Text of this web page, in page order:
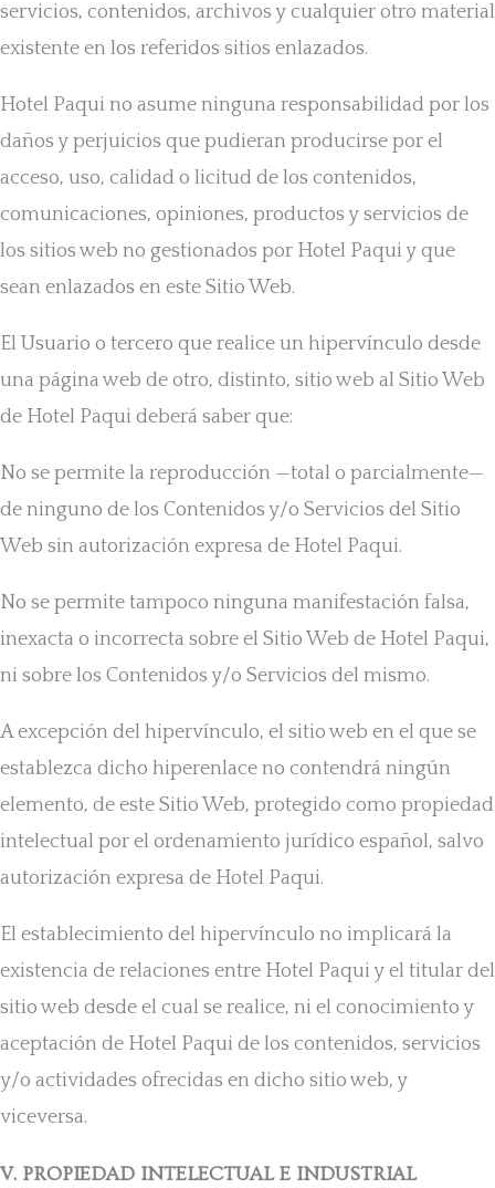
servicios, contenidos, archivos y cualquier otro material
existente en los referidos sitios enlazados.
Hotel Paqui no asume ninguna responsabilidad por los
daños y perjuicios que pudieran producirse por el
acceso, uso, calidad o licitud de los contenidos,
comunicaciones, opiniones, productos y servicios de
los sitios web no gestionados por Hotel Paqui y que
sean enlazados en este Sitio Web.
El Usuario o tercero que realice un hipervínculo desde
una página web de otro, distinto, sitio web al Sitio Web
de Hotel Paqui deberá saber que:
No se permite la reproducción —total o parcialmente—
de ninguno de los Contenidos y/o Servicios del Sitio
Web sin autorización expresa de Hotel Paqui.
No se permite tampoco ninguna manifestación falsa,
inexacta o incorrecta sobre el Sitio Web de Hotel Paqui,
ni sobre los Contenidos y/o Servicios del mismo.
A excepción del hipervínculo, el sitio web en el que se
establezca dicho hiperenlace no contendrá ningún
elemento, de este Sitio Web, protegido como propiedad
intelectual por el ordenamiento jurídico español, salvo
autorización expresa de Hotel Paqui.
El establecimiento del hipervínculo no implicará la
existencia de relaciones entre Hotel Paqui y el titular del
sitio web desde el cual se realice, ni el conocimiento y
aceptación de Hotel Paqui de los contenidos, servicios
y/o actividades ofrecidas en dicho sitio web, y
viceversa.
V. PROPIEDAD INTELECTUAL E INDUSTRIAL